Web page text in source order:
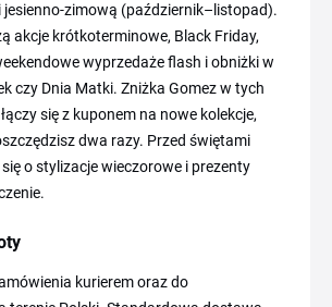
jesienno-zimową (październik–listopad).
akcje krótkoterminowe, Black Friday,
wyprzedaże flash i obniżki w
czy Dnia Matki. Zniżka Gomez w tych
się z kuponem na nowe kolekcje,
dwa razy. Przed świętami
o stylizacje wieczorowe i prezenty
kurierem oraz do